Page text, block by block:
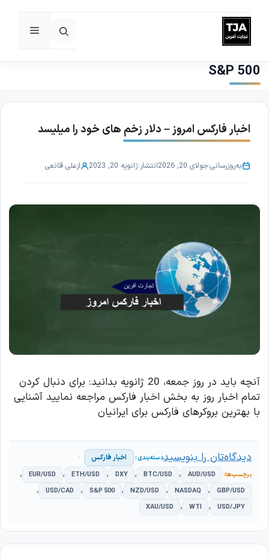
پرش
به
محتوا
فهرست
S&P 500
اخبار فارکس امروز – دلار زخم های خود را میلیسد
به‌روزرسانی:جولای 20, 2026 انتشار:ژانویه 20, 2023 ازعلی قانعی
آنچه باید در روز جمعه، 20 ژانویه بدانید: برای دنبال کردن
تمام اخبار روز به بخش اخبار فارکس مراجعه نمایید آشنایی
با بهترین بروکرهای فارکس برای ایرانیان
اخبار فارکس
AUD/USD ، BTC/USD ، DXY ، ETH/USD ، EUR/USD ،
GBP/USD ، NASDAQ ، NZD/USD ، S&P 500 ، USD/CAD ،
USD/JPY ، WTI ، XAU/USD
دیدگاه‌تان را بنویسید